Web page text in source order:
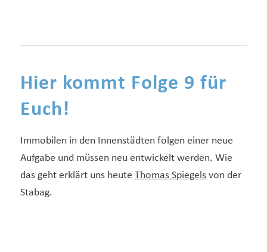
Hier kommt Folge 9 für
Euch!
Immobilen in den Innenstädten folgen einer neue
Aufgabe und müssen neu entwickelt werden. Wie
das geht erklärt uns heute Thomas Spiegelsvon der
Stabag.